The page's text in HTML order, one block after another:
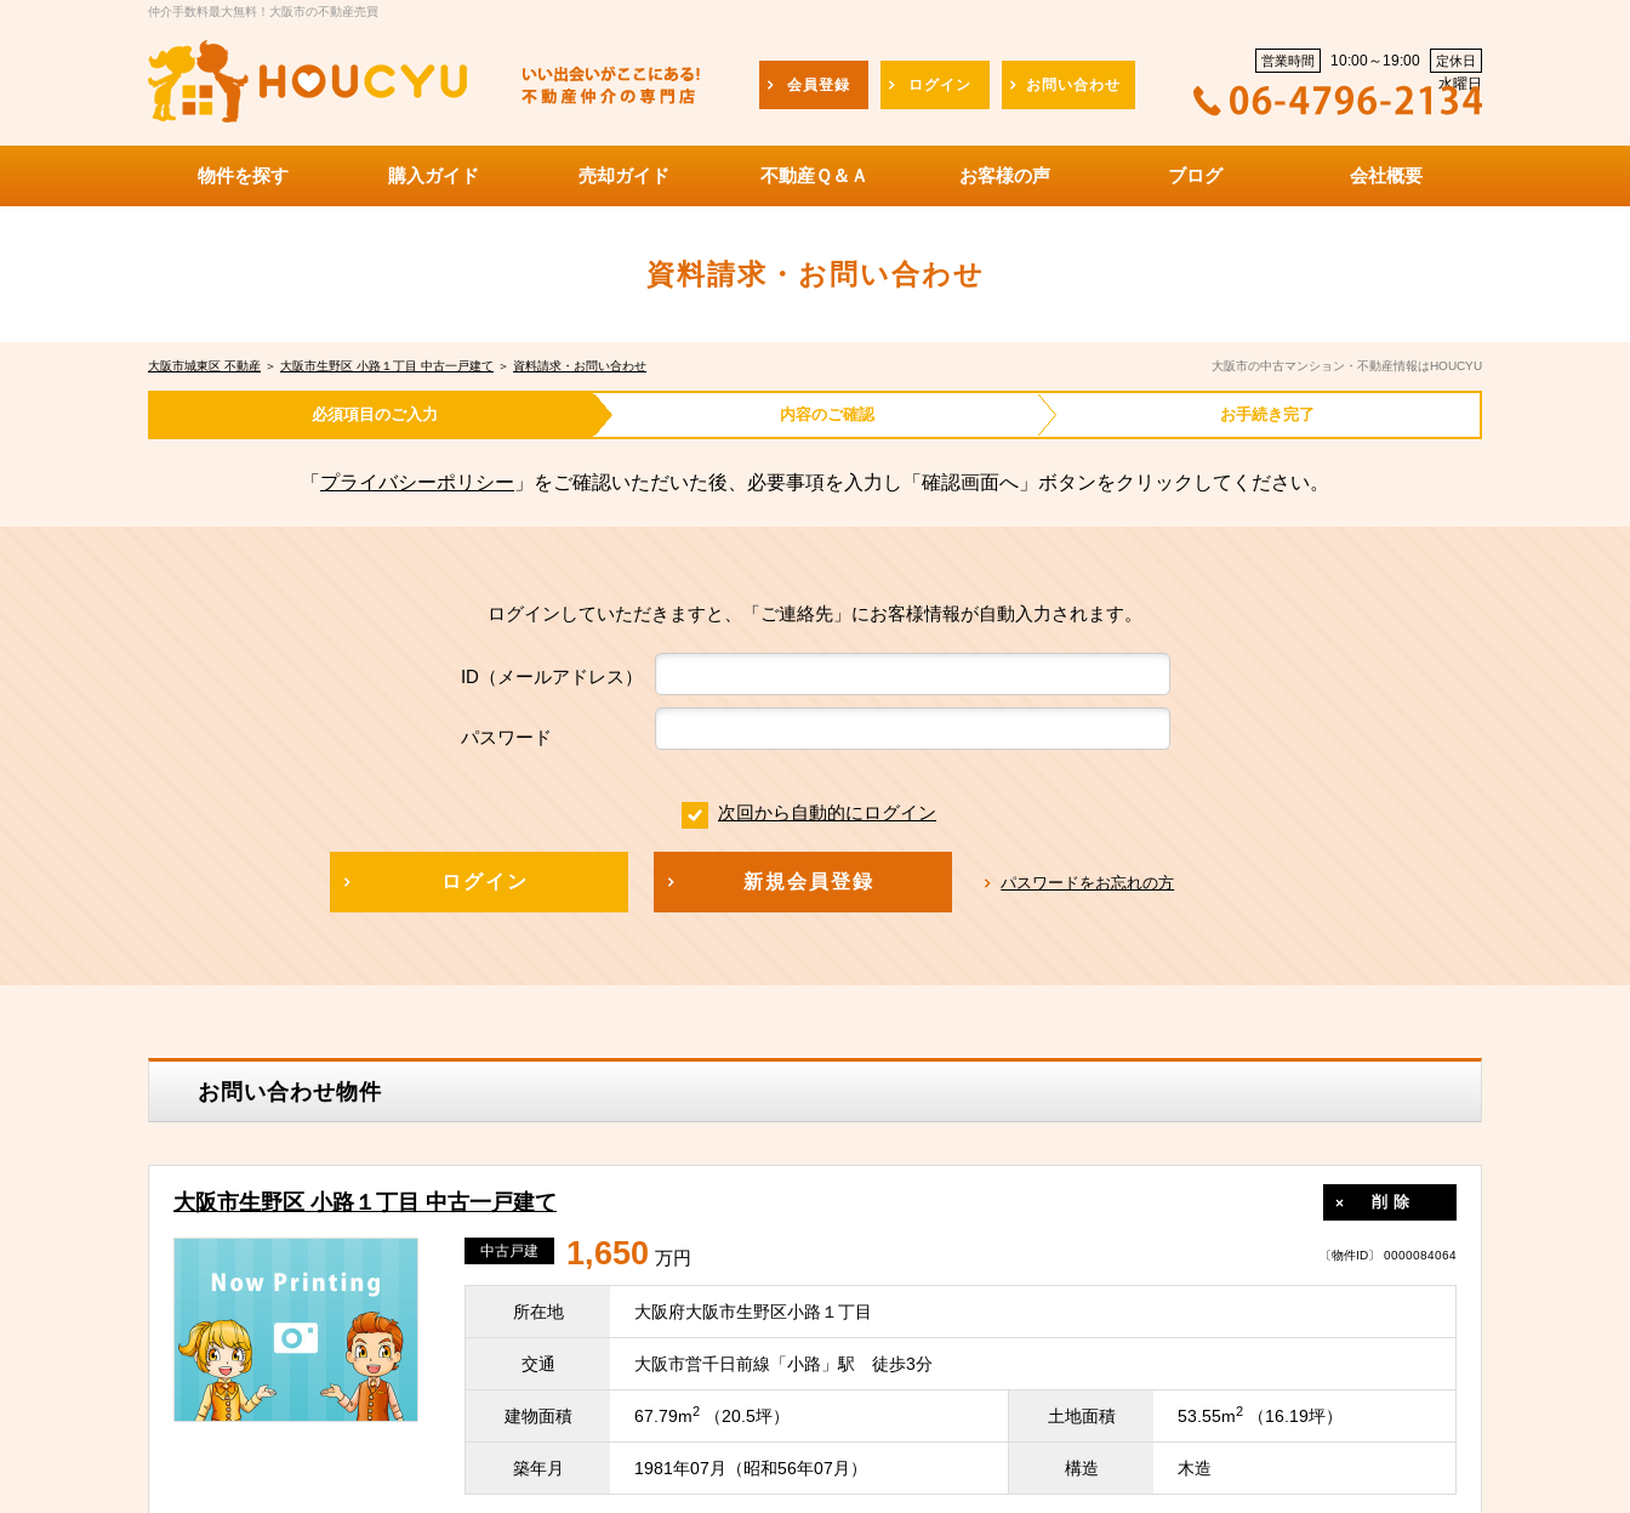
仲介手数料最大無料！大阪市の不動産売買
会員登録 ログイン お問い合わせ
営業時間 10:00～19:00 定休日
水曜日
物件を探す 購入ガイド 売却ガイド 不動産Ｑ＆Ａ お客様の声 ブログ 会社概要
資料請求・お問い合わせ
大阪市城東区 不動産 ＞ 大阪市生野区 小路１丁目 中古一戸建て ＞ 資料請求・お問い合わせ 大阪市の中古マンション・不動産情報はHOUCYU
必須項目のご入力 内容のご確認 お手続き完了
「 プライバシーポリシー 」をご確認いただいた後、必要事項を入力し「確認画面へ」ボタンをクリックしてください。
ログインしていただきますと、「ご連絡先」にお客様情報が自動入力されます。
ID（メールアドレス）
パスワード
次回から自動的にログイン
ログイン 新規会員登録 パスワードをお忘れの方
お問い合わせ物件
大阪市生野区 小路１丁目 中古一戸建て 削除
〔物件ID〕 0000084064
中古戸建 1,650 万円
所在地 大阪府大阪市生野区小路１丁目
交通 大阪市営千日前線「小路」駅 徒歩3分
建物面積 67.79m2 （20.5坪） 土地面積 53.55m2 （16.19坪）
築年月 1981年07月（昭和56年07月） 構造 木造